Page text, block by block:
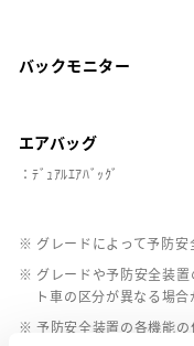
バックモニター
エアバッグ
：ﾃﾞｭｱﾙｴｱﾊﾞｯｸﾞ
※ グレードによって予防安
※ グレードや予防安全装置
ト車の区分が異なる場合
※ 予防安全装置の各機能の